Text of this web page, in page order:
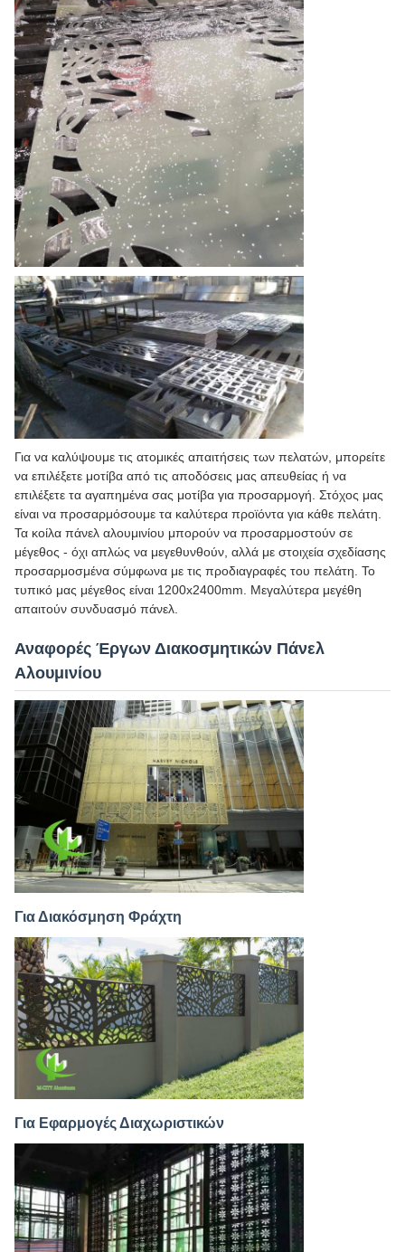
Για να καλύψουμε τις ατομικές απαιτήσεις των πελατών, μπορείτε
να επιλέξετε μοτίβα από τις αποδόσεις μας απευθείας ή να
επιλέξετε τα αγαπημένα σας μοτίβα για προσαρμογή. Στόχος μας
είναι να προσαρμόσουμε τα καλύτερα προϊόντα για κάθε πελάτη.
Τα κοίλα πάνελ αλουμινίου μπορούν να προσαρμοστούν σε
μέγεθος - όχι απλώς να μεγεθυνθούν, αλλά με στοιχεία σχεδίασης
προσαρμοσμένα σύμφωνα με τις προδιαγραφές του πελάτη. Το
τυπικό μας μέγεθος είναι 1200x2400mm. Μεγαλύτερα μεγέθη
απαιτούν συνδυασμό πάνελ.
Αναφορές Έργων Διακοσμητικών Πάνελ
Αλουμινίου
Για Διακόσμηση Φράχτη
Για Εφαρμογές Διαχωριστικών